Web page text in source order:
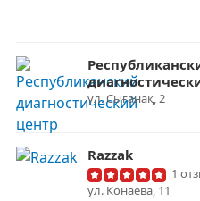
ул. Сығанақ, 2
Razzak
1
ул. Конаева, 11